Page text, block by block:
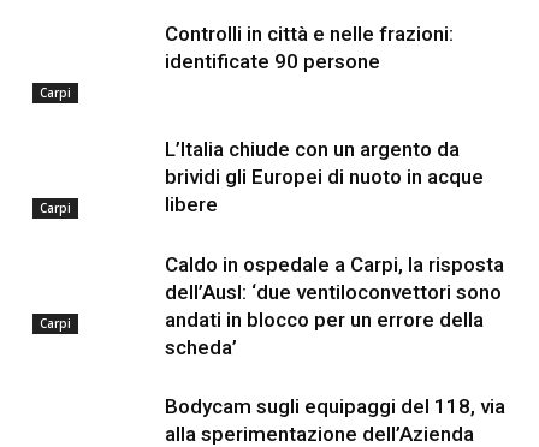
Carpi
Controlli in città e nelle frazioni:
identificate 90 persone
Carpi
L’Italia chiude con un argento da
brividi gli Europei di nuoto in acque
libere
Carpi
Caldo in ospedale a Carpi, la risposta
dell’Ausl: ‘due ventiloconvettori sono
andati in blocco per un errore della
scheda’
Bodycam sugli equipaggi del 118, via
alla sperimentazione dell’Azienda